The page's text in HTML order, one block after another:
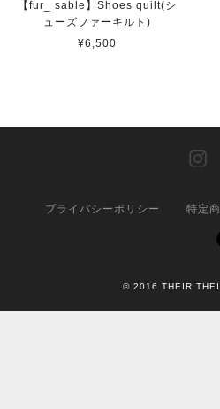
【fur_ sable】Shoes quilt(シ
ューズファーキルト)
¥6,500
プライバシーポリシー 特定
© 2016 THEIR